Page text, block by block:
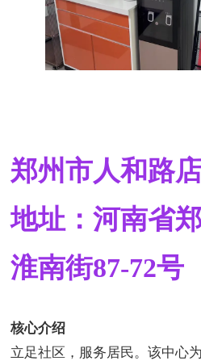
郑州市人和路
地址：河南省
淮南街87-72号
核心介绍
立足社区，服务居民。该中心